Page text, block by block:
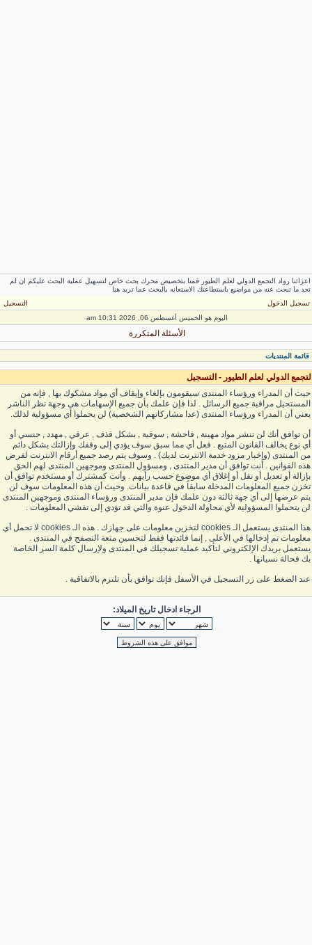
اعزائنا رواد التجمع الدولي لعلم الطيور قمنا بتخصيص محرك بحث خاص لتسهيل عملية البحث عليكم ان لم
تجد ما تبحث عنه من مواضيع باستطاعتك الاستعانه بالبحث عما تريد هنا
تسجيل الدخول
التسجيل
اليوم هو الخميس أغسطس 06, 2026 10:31 am
الأسئلة المتكررة
قائمة المنتديات
الدولي لعلم الطيور - التسجيل
حيث أن المدراء ورؤساء المنتدى سيقومون بإلغاء وإيقاف أي مواد مشكوك بها , فإنه من
المستحيل مراقبة جميع الرسائل . لذا فإن علمك بأن جميع الإسهامات هي وجهة نظر الناشر
يعني أن المدراء ورؤساء المنتدى (عدا مشاركاتهم الشخصية) لن يحملوا أي مسؤولية لذلك.
أن توافق أنك لن تنشر مواد مهينة , فاحشة , سوقية , بشكل قذف , عرقي , مهدد , جنسي أو
أي نوع يخالف القانون المتبع . فعل أي مما سبق سوف يؤدي إلى وقفك وإزالتك بشكل دائم
من المنتدى (وإخبار مزود خدمة الانترنت لديك) . وسوف يتم رصد جميع أرقام الانترنت لفرض
هذه القوانين . أنت توافق أن مدير المنتدى , ومسؤول المنتدى وموجهين المنتدى لهم الحق
بإزالة أو تعديل أو نقل أو إغلاق أي موضوع حسب رأيهم . وأنت كمشترك أو مستخدم توافق أن
تخزن جميع المعلومات المدخلة سابقاً في قاعدة بيانات. وحيث أن هذه المعلومات سوف لن
يتم عرضها إلى أي جهة ثالثة دون علمك فإن مدير المنتدى ورؤساء المنتدى وموجهين المنتدى
لن يتحملوا المسؤولية لأي محاولة الدخول عنوة والتي قد تؤدي إلى تفشي المعلومات .
هذا المنتدى يستعمل الـ cookies لتخزين معلومات على جهازك . هذه الـ cookies لا تحمل أي
معلومات تم إدخالها في الأعلى , إنما فائدتها فقط لتحسين متعة التصفح في المنتدى .
يستعمل بريدك الإلكتروني لتأكيد عملية تسجيلك في المنتدى ولإرسال كلمة السر الخاصة
بك فحالة نسيانها .
عند الضغط على زر التسجيل في الأسفل فإنك توافق بأن تلتزم بالاتفاقية .
الرجاء ادخال تاريخ الميلاد: